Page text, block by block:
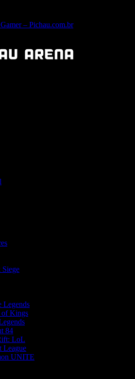
– Pichau.com.br
Legends
Kings
84
LoL
League
UNITE